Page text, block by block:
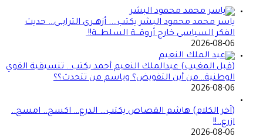
ياسر محمد محمود البشر يكتب…. أزهــرى الترابــى… حديث
الفكر السياسى خارج أروقـــة السلطـــة!!
2026-08-06
(قبل المغيب) عبدالملك النعيم أحمد يكتب.. تنسيقية القوي
الوطنية…من أين التفويض؟ وباسم من تتحدث؟؟
2026-08-06
(آخر الكلام) هاشم القصاص يكتب… الدرع… اكسح.. امسح..
ازرع..!!
2026-08-06